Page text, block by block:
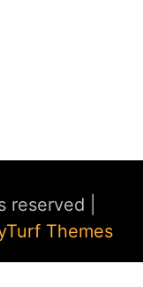
reserved
Themes